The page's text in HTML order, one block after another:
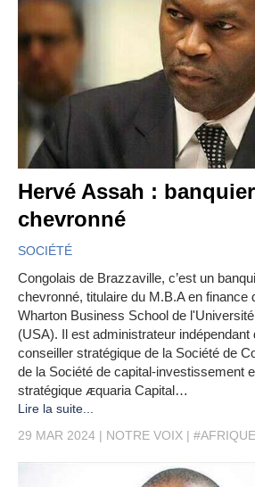
Hervé Assah :
chevronné
SOCIÉTÉ
Congolais de Brazzaville, c’est un
chevronné, titulaire du M.B.A en finance
Wharton Business School de
(USA). Il est administrateur
conseiller stratégique de la Société de
de la Société de capital-investissement
stratégique ᴁquaria Capital…
Lire la suite...
29 MAR 2024
NOTRE VOIX #AFRIQUE